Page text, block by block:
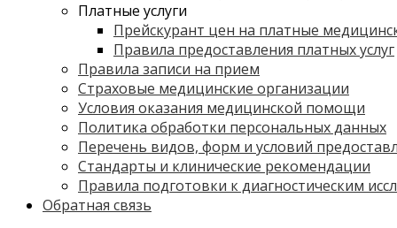
Платные услуги
Прейскурант цен на платные
Правила предоставления платных услуг
Правила записи на прием
Страховые медицинские организации
Условия оказания медицинской помощи
Политика обработки персональных данных
Перечень видов, форм и условий
Стандарты и клинические рекомендации
Правила подготовки к диагностическим
Обратная связь